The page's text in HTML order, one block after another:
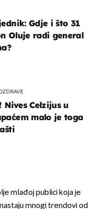
Gdje i što 31
Oluje radi general
Nives Celzijus u
malo je toga
mlađoj publici koja je
mnogi trendovi od